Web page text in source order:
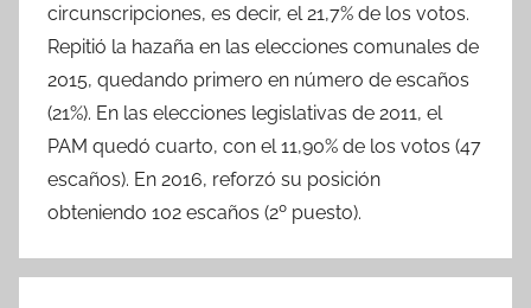
circunscripciones, es decir, el 21,7% de los votos.
Repitió la hazaña en las elecciones comunales de
2015, quedando primero en número de escaños
(21%). En las elecciones legislativas de 2011, el
PAM quedó cuarto, con el 11,90% de los votos (47
escaños). En 2016, reforzó su posición
obteniendo 102 escaños (2º puesto).